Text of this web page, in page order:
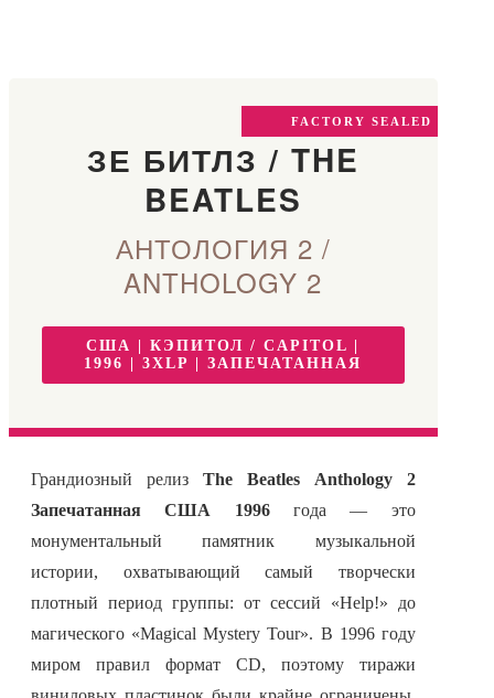
FACTORY SEALED
ЗЕ БИТЛЗ / THE
BEATLES
АНТОЛОГИЯ 2 /
ANTHOLOGY 2
США | КЭПИТОЛ / CAPITOL |
1996 | 3XLP | ЗАПЕЧАТАННАЯ
Грандиозный релизThe Beatles Anthology 2
Запечатанная США 1996года — это
монументальный памятник музыкальной
истории, охватывающий самый творчески
плотный период группы: от сессий «Help!» до
магического «Magical Mystery Tour». В 1996 году
миром правил формат CD, поэтому тиражи